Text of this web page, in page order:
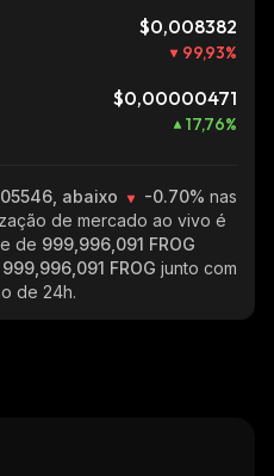
$0,008382
99,93%
$0,00000471
17,76%
abaixo -0.70% nas
de mercado ao vivo é
de 999,996,091 FROG
999,996,091 FROG junto com
de 24h.